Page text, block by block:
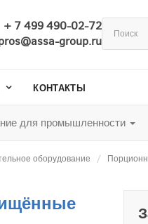
+ 7 499 490-02-72
group.ru
КОНТАКТЫ
для промышленности
оборудование